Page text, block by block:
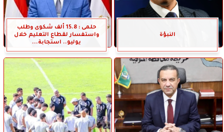
النبؤة
حلمى : 15.8 ألف شكوى وطلب
واستفسار لقطاع التعليم خلال
يوليو.. استجابة...